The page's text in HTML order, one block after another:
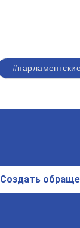
Создать